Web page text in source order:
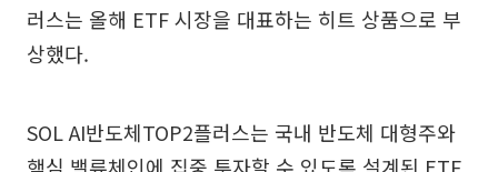
러스는 올해 ETF 시장을 대표하는 히트 상품으로 부
상했다.
SOL AI반도체TOP2플러스는 국내 반도체 대형주와